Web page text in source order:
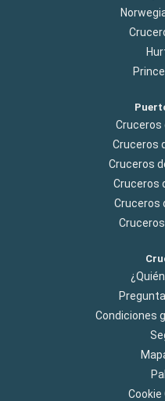
Cruceros
Cruceros
Cruceros
Cruceros
Cruceros
Condiciones
Cookie